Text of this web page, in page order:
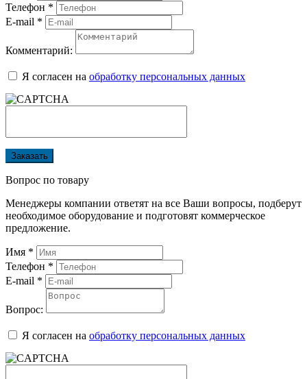
Телефон *
E-mail *
Комментарий:
Я согласен на обработку персональных данных
Заказать
Вопрос по товару
Менеджеры компании ответят на все Ваши вопросы, подберут
необходимое оборудование и подготовят коммерческое
предложение.
Имя *
Телефон *
E-mail *
Вопрос:
Я согласен на обработку персональных данных